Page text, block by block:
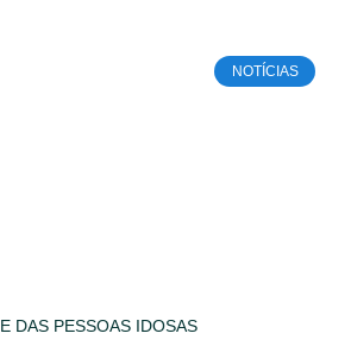
NOTÍCIAS
DAS PESSOAS IDOSAS